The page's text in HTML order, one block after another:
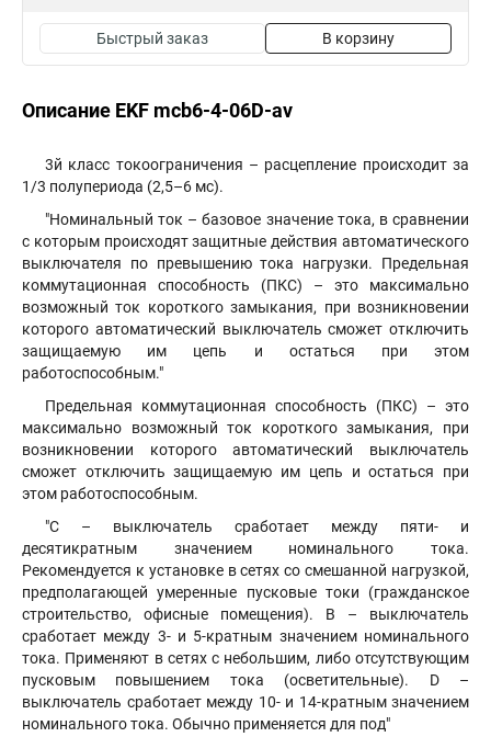
Быстрый заказ В корзину
Описание EKF mcb6-4-06D-av
3й класс токоограничения – расцепление происходит за
1/3 полупериода (2,5–6 мс).
"Номинальный ток – базовое значение тока, в сравнении
с которым происходят защитные действия автоматического
выключателя по превышению тока нагрузки. Предельная
коммутационная способность (ПКС) – это максимально
возможный ток короткого замыкания, при возникновении
которого автоматический выключатель сможет отключить
защищаемую им цепь и остаться при этом
работоспособным."
Предельная коммутационная способность (ПКС) – это
максимально возможный ток короткого замыкания, при
возникновении которого автоматический выключатель
сможет отключить защищаемую им цепь и остаться при
этом работоспособным.
"С – выключатель сработает между пяти- и
десятикратным значением номинального тока.
Рекомендуется к установке в сетях со смешанной нагрузкой,
предполагающей умеренные пусковые токи (гражданское
строительство, офисные помещения). В – выключатель
сработает между 3- и 5-кратным значением номинального
тока. Применяют в сетях с небольшим, либо отсутствующим
пусковым повышением тока (осветительные). D –
выключатель сработает между 10- и 14-кратным значением
номинального тока. Обычно применяется для под"